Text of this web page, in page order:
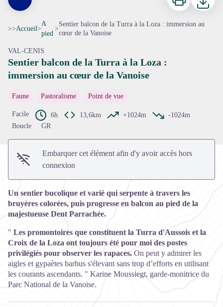
Voir l'image en plein écran
>>Accueil>
A
pied
>
Sentier balcon de la Turra à la Loza : immersion au
cœur de la Vanoise
VAL-CENIS
Sentier balcon de la Turra à la Loza :
immersion au cœur de la Vanoise
Faune Pastoralisme Point de vue
Facile 6h 13,6km +1024m
-1024m
Boucle
GR
Embarquer cet élément afin d'y avoir accès hors
connexion
Un sentier bucolique et varié qui serpente à travers les
bruyères colorées, puis progresse en balcon au pied de la
majestueuse Dent Parrachée.
" Les promontoires que constituent la Turra d'Aussois et la
Croix de la Loza ont toujours été pour moi des postes
privilégiés pour observer les rapaces. On peut y admirer les
aigles et gypaètes barbus s'élevant sans trop d’efforts en utilisant
les courants ascendants. " Karine Moussiegt, garde-monitrice du
Parc National de la Vanoise.